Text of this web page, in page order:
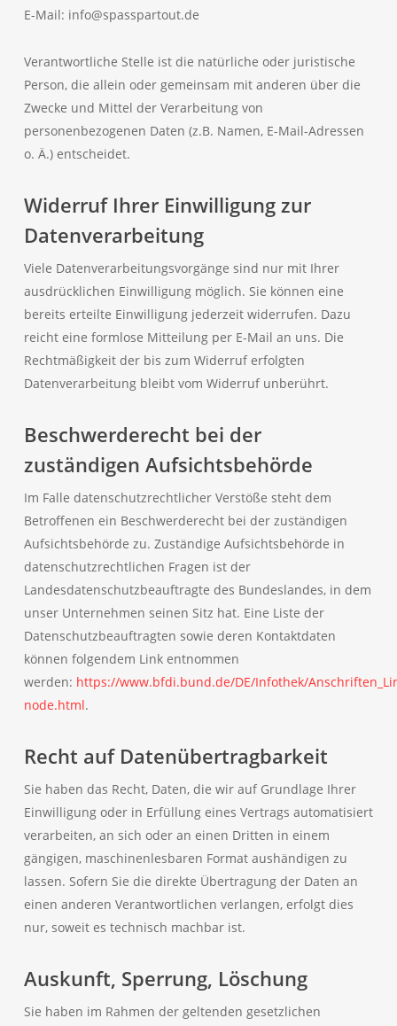
E-Mail: info@spasspartout.de
Verantwortliche Stelle ist die natürliche oder juristische
Person, die allein oder gemeinsam mit anderen über die
Zwecke und Mittel der Verarbeitung von
personenbezogenen Daten (z.B. Namen, E-Mail-Adressen
o. Ä.) entscheidet.
Widerruf Ihrer Einwilligung zur
Datenverarbeitung
Viele Datenverarbeitungsvorgänge sind nur mit Ihrer
ausdrücklichen Einwilligung möglich. Sie können eine
bereits erteilte Einwilligung jederzeit widerrufen. Dazu
reicht eine formlose Mitteilung per E-Mail an uns. Die
Rechtmäßigkeit der bis zum Widerruf erfolgten
Datenverarbeitung bleibt vom Widerruf unberührt.
Beschwerderecht bei der
zuständigen Aufsichtsbehörde
Im Falle datenschutzrechtlicher Verstöße steht dem
Betroffenen ein Beschwerderecht bei der zuständigen
Aufsichtsbehörde zu. Zuständige Aufsichtsbehörde in
datenschutzrechtlichen Fragen ist der
Landesdatenschutzbeauftragte des Bundeslandes, in dem
unser Unternehmen seinen Sitz hat. Eine Liste der
Datenschutzbeauftragten sowie deren Kontaktdaten
können folgendem Link entnommen
werden: https://www.bfdi.bund.de/DE/Infothek/
node.html.
Recht auf Datenübertragbarkeit
Sie haben das Recht, Daten, die wir auf Grundlage Ihrer
Einwilligung oder in Erfüllung eines Vertrags automatisiert
verarbeiten, an sich oder an einen Dritten in einem
gängigen, maschinenlesbaren Format aushändigen zu
lassen. Sofern Sie die direkte Übertragung der Daten an
einen anderen Verantwortlichen verlangen, erfolgt dies
nur, soweit es technisch machbar ist.
Auskunft, Sperrung, Löschung
Sie haben im Rahmen der geltenden gesetzlichen